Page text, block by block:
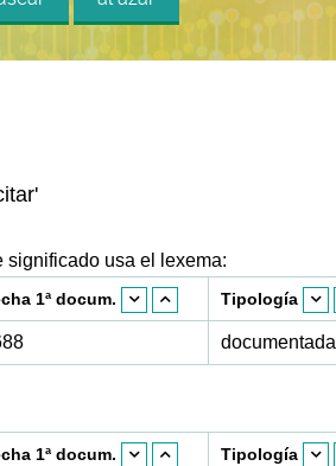
significado usa el lexema:
1ª docum. Tipología
documentada
1ª docum. Tipología